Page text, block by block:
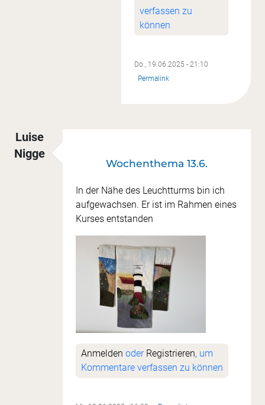
verfassen zu
können
Do., 19.06.2025 - 21:10
Permalink
Luise
Nigge
Wochenthema 13.6.
In der Nähe des Leuchtturms bin ich
aufgewachsen. Er ist im Rahmen eines
Kurses entstanden
Anmelden oder Registrieren, um
Kommentare verfassen zu können